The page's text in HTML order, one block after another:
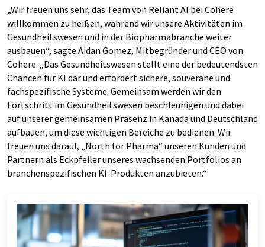
„Wir freuen uns sehr, das Team von Reliant AI bei Cohere
willkommen zu heißen, während wir unsere Aktivitäten im
Gesundheitswesen und in der Biopharmabranche weiter
ausbauen“, sagte Aidan Gomez, Mitbegründer und CEO von
Cohere. „Das Gesundheitswesen stellt eine der bedeutendsten
Chancen für KI dar und erfordert sichere, souveräne und
fachspezifische Systeme. Gemeinsam werden wir den
Fortschritt im Gesundheitswesen beschleunigen und dabei
auf unserer gemeinsamen Präsenz in Kanada und Deutschland
aufbauen, um diese wichtigen Bereiche zu bedienen. Wir
freuen uns darauf, „North for Pharma“ unseren Kunden und
Partnern als Eckpfeiler unseres wachsenden Portfolios an
branchenspezifischen KI-Produkten anzubieten.“